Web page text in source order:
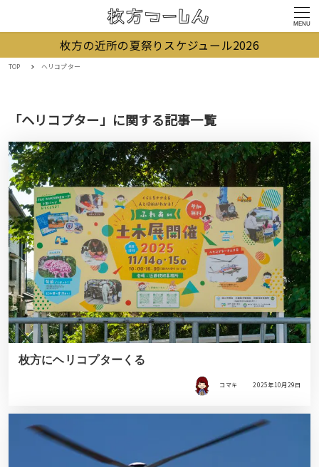
MENU
枚方の近所の夏祭りスケジュール2026
TOP ヘリコプター
「ヘリコプター」に関する記事一覧
枚方にヘリコプターくる
コマキ 2025年10月29日